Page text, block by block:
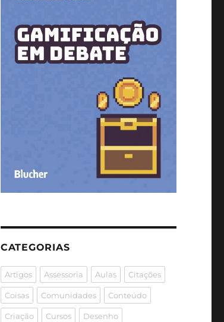
CATEGORIAS
Artigos Assessoria Aulas Citações
Coisas Comunidades Conteúdo
Criação Cursos Desenho